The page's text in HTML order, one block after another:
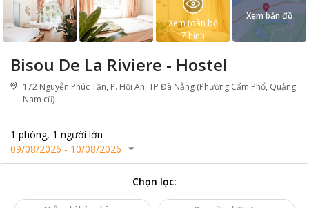
Bisou De La Riviere - Hostel
172 Nguyễn Phúc Tần, P. Hội An, TP Đà Nẵng (Phường Cẩm Phổ, Quảng
Nam cũ)
1 phòng, 1 người lớn
09/08/2026 - 10/08/2026
Xem toàn bộ
7 hình
Xem bản đồ
Chọn lọc: